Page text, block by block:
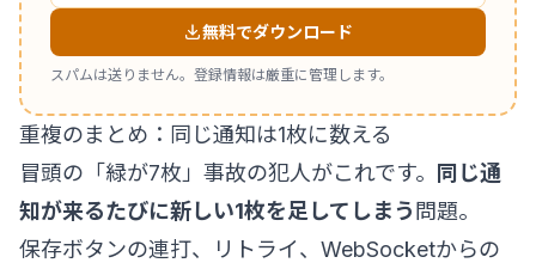
無料でダウンロード
スパムは送りません。登録情報は厳重に管理します。
重複のまとめ：同じ通知は1枚に数える
冒頭の「緑が7枚」事故の犯人がこれです。
同じ通
知が来るたびに新しい1枚を足してしまう 問題。
保存ボタンの連打、リトライ、WebSocketからの